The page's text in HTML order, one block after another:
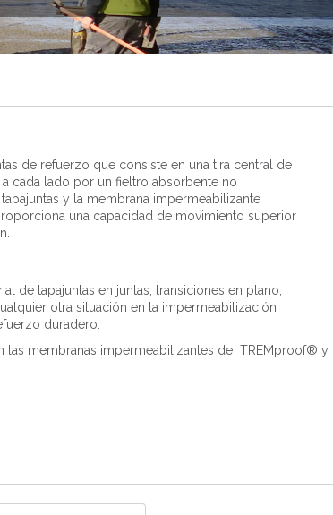
de refuerzo que consiste en una tira central de
cada lado por un fieltro absorbente no
y la membrana impermeabilizante
una capacidad de movimiento superior
de tapajuntas en juntas, transiciones en plano,
otra situación en la impermeabilización
duradero.
las membranas impermeabilizantes de TREMproof® y